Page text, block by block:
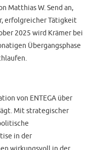
Matthias W. Send an,
erfolgreicher Tätigkeit
2025 wird Krämer bei
Übergangsphase
von ENTEGA über
Mit strategischer
in der
wirkungsvoll in der